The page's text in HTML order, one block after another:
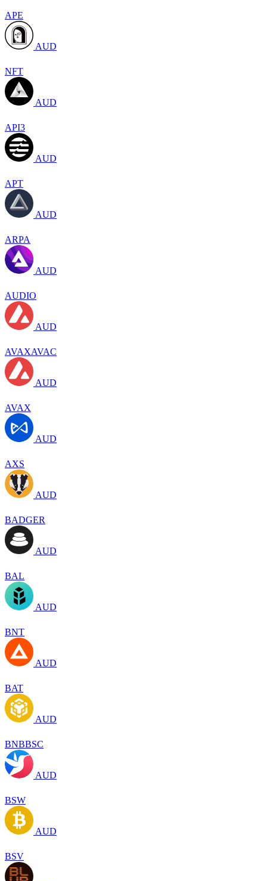
APE
AUD
NFT
AUD
API3
AUD
APT
AUD
ARPA
AUD
AUDIO
AUD
AVAXAVAC
AUD
AVAX
AUD
AXS
AUD
BADGER
AUD
BAL
AUD
BNT
AUD
BAT
AUD
BNBBSC
AUD
BSW
AUD
BSV